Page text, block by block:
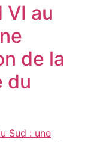
VI au
de la
du